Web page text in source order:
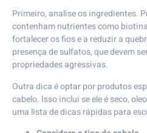
Primeiro, analise os ingredientes.
contenham nutrientes como
fortalecer os fios e a reduzir a
presença de sulfatos, que devem
propriedades agressivas.
Outra dica é optar por produtos
cabelo. Isso inclui se ele é seco,
uma lista de dicas rápidas para